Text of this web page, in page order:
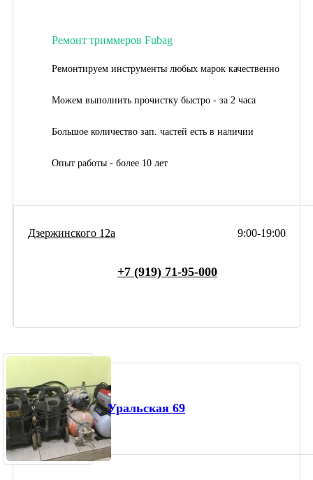
Ремонт триммеров Fubag
Ремонтируем инструменты любых марок качественно
Можем выполнить прочистку быстро - за 2 часа
Большое количество зап. частей есть в наличии
Опыт работы - более 10 лет
9:00-19:00
Дзержинского 12а
+7 (919) 71-95-000
Уральская 69